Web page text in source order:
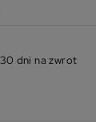
30 dni na zwrot